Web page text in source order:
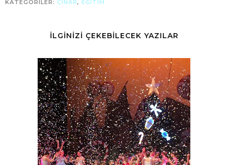
KATEGORILER: ÇINAR, EĞITIM
İLGİNİZİ ÇEKEBİLECEK YAZILAR